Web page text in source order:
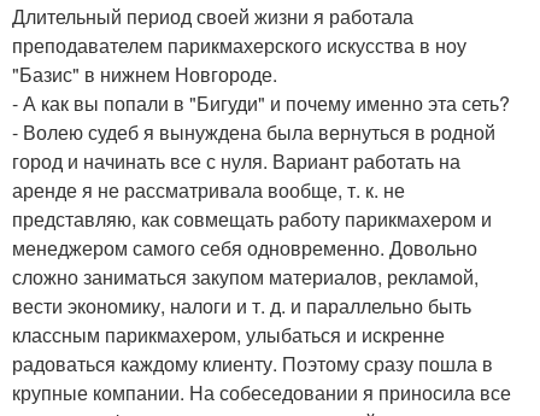
Длительный период своей жизни я работала
преподавателем парикмахерского искусства в ноу
"Базис" в нижнем Новгороде.
- А как вы попали в "Бигуди" и почему именно эта сеть?
- Волею судеб я вынуждена была вернуться в родной
город и начинать все с нуля. Вариант работать на
аренде я не рассматривала вообще, т. к. не
представляю, как совмещать работу парикмахером и
менеджером самого себя одновременно. Довольно
сложно заниматься закупом материалов, рекламой,
вести экономику, налоги и т. д. и параллельно быть
классным парикмахером, улыбаться и искренне
радоваться каждому клиенту. Поэтому сразу пошла в
крупные компании. На собеседовании я приносила все